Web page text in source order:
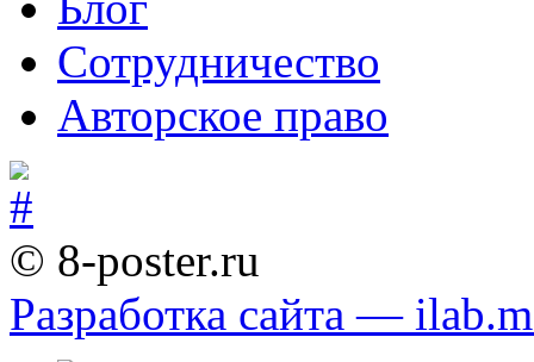
Сотрудничество
Авторское право
© 8-poster.ru
Разработка сайта —